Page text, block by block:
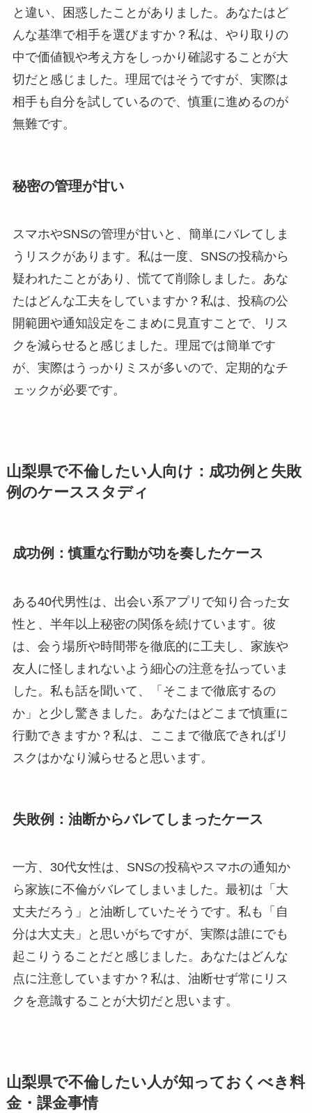
と違い、困惑したことがありました。あなたはど
んな基準で相手を選びますか？私は、やり取りの
中で価値観や考え方をしっかり確認することが大
切だと感じました。理屈ではそうですが、実際は
相手も自分を試しているので、慎重に進めるのが
無難です。
秘密の管理が甘い
スマホやSNSの管理が甘いと、簡単にバレてしま
うリスクがあります。私は一度、SNSの投稿から
疑われたことがあり、慌てて削除しました。あな
たはどんな工夫をしていますか？私は、投稿の公
開範囲や通知設定をこまめに見直すことで、リス
クを減らせると感じました。理屈では簡単です
が、実際はうっかりミスが多いので、定期的なチ
ェックが必要です。
山梨県で不倫したい人向け：成功例と失敗
例のケーススタディ
成功例：慎重な行動が功を奏したケース
ある40代男性は、出会い系アプリで知り合った女
性と、半年以上秘密の関係を続けています。彼
は、会う場所や時間帯を徹底的に工夫し、家族や
友人に怪しまれないよう細心の注意を払っていま
した。私も話を聞いて、「そこまで徹底するの
か」と少し驚きました。あなたはどこまで慎重に
行動できますか？私は、ここまで徹底できればリ
スクはかなり減らせると思います。
失敗例：油断からバレてしまったケース
一方、30代女性は、SNSの投稿やスマホの通知か
ら家族に不倫がバレてしまいました。最初は「大
丈夫だろう」と油断していたそうです。私も「自
分は大丈夫」と思いがちですが、実際は誰にでも
起こりうることだと感じました。あなたはどんな
点に注意していますか？私は、油断せず常にリス
クを意識することが大切だと思います。
山梨県で不倫したい人が知っておくべき料
金・課金事情